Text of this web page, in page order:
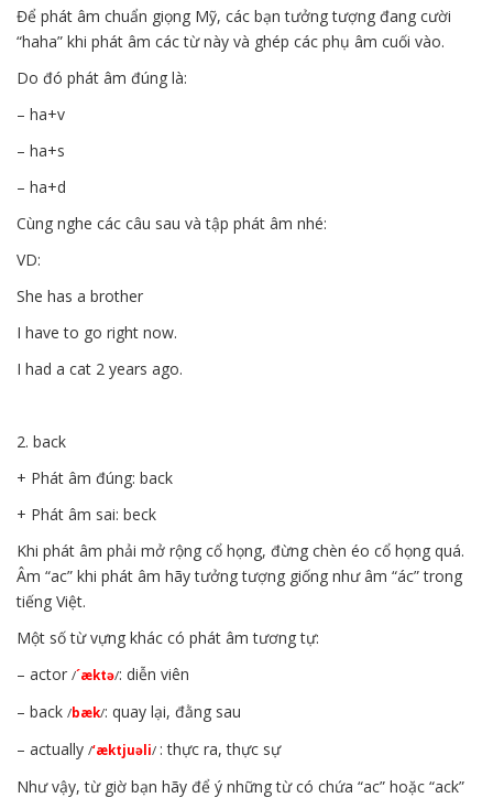
Để phát âm chuẩn giọng Mỹ, các bạn tưởng tượng đang cười
“haha” khi phát âm các từ này và ghép các phụ âm cuối vào.
Do đó phát âm đúng là:
– ha+v
– ha+s
– ha+d
Cùng nghe các câu sau và tập phát âm nhé:
VD:
She has a brother
I have to go right now.
I had a cat 2 years ago.
2. back
+ Phát âm đúng: back
+ Phát âm sai: beck
Khi phát âm phải mở rộng cổ họng, đừng chèn éo cổ họng quá.
Âm “ac” khi phát âm hãy tưởng tượng giống như âm “ác” trong
tiếng Việt.
Một số từ vựng khác có phát âm tương tự:
– actor /´æktə/: diễn viên
– back /bæk/: quay lại, đằng sau
– actually /‘æktjuəli/ : thực ra, thực sự
Như vậy, từ giờ bạn hãy để ý những từ có chứa “ac” hoặc “ack”